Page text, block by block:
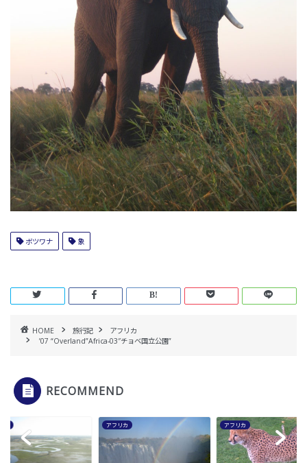
ボツワナ 象
HOME 旅行記
アフリカ
’07 “Overland”Africa-03″チョベ国立公園”
RECOMMEND
アフリカ アフリカ